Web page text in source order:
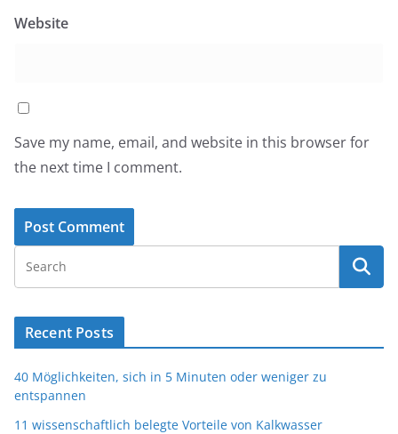
Website
Save my name, email, and website in this browser for
the next time I comment.
Recent Posts
40 Möglichkeiten, sich in 5 Minuten oder weniger zu
entspannen
11 wissenschaftlich belegte Vorteile von Kalkwasser